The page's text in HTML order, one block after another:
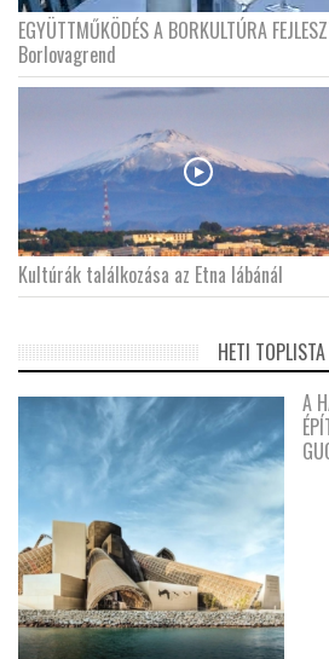
EGYÜTTMŰKÖDÉS A BORKULTÚRA
Borlovagrend
Kultúrák találkozása az Etna lábánál
HETI TOPLISTA
A